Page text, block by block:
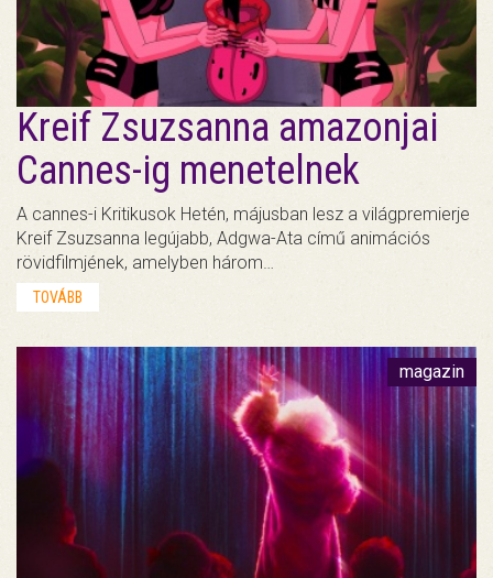
Kreif Zsuzsanna amazonjai
Cannes-ig menetelnek
A cannes-i Kritikusok Hetén, májusban lesz a világpremierje
Kreif Zsuzsanna legújabb, Adgwa-Ata című animációs
rövidfilmjének, amelyben három…
TOVÁBB
magazin